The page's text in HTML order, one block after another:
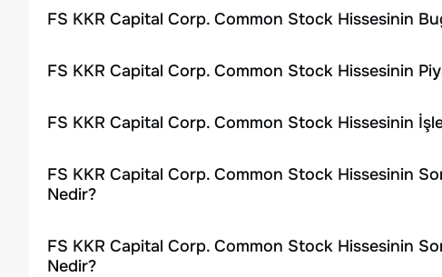
FS KKR Capital Corp. Common Stock Hissesinin
FS KKR Capital Corp. Common Stock Hissesinin
FS KKR Capital Corp. Common Stock Hissesinin
FS KKR Capital Corp. Common Stock Hissesinin
Nedir?
FS KKR Capital Corp. Common Stock Hissesinin
Nedir?